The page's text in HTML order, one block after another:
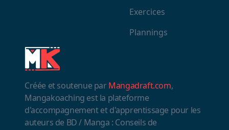
Créée et soutenue parMangadraft.com,
Mangakoaching est la plateforme
d'accompagnement et d'apprentissage pour les
auteurs de BD / Manga : Conseils de
Exercices
Plannings